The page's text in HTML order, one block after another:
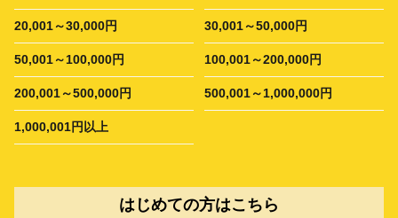
20,001～30,000円 30,001～50,000円
50,001～100,000円 100,001～200,000円
200,001～500,000円 500,001～1,000,000円
1,000,001円以上
はじめての方はこちら